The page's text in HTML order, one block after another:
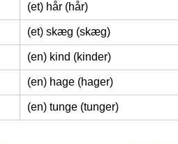
(et) hår (hår)
(et) skæg (skæg)
(en) kind (kinder)
(en) hage (hager)
(en) tunge (tunger)